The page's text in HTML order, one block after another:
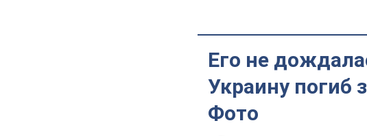
Его не
Украину погиб
Фото